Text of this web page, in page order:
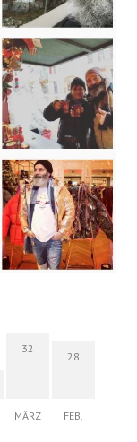
32
MÄRZ
28
FEB.